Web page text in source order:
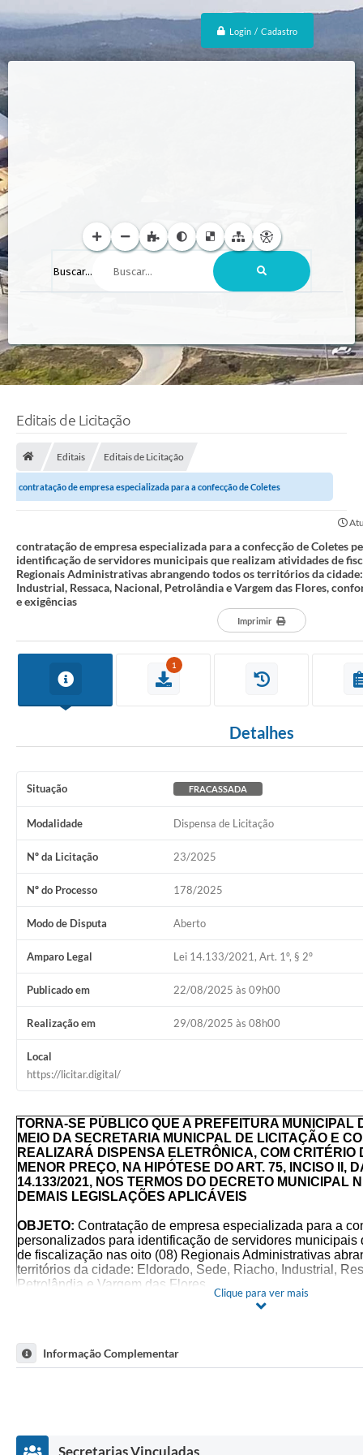
Login / Cadastro
Buscar...
Editais de Licitação
Editais Editais de Licitação
contratação de empresa especializada para a confecção de Coletes
contratação de empresa especializada para a confecção de Coletes
identificação de servidores municipais que realizam atividades de
Regionais Administrativas abrangendo todos os territórios da
Industrial, Ressaca, Nacional, Petrolândia e Vargem das Flores,
e exigências
Imprimir
1
Detalhes
Situação FRACASSADA
Modalidade Dispensa de Licitação
Nº da Licitação 23/2025
Nº do Processo 178/2025
Modo de Disputa Aberto
Amparo Legal Lei 14.133/2021, Art. 1º, § 2º
Publicado em 22/08/2025 às 09h00
Realização em 29/08/2025 às 08h00
Local
https://licitar.digital/
TORNA-SE PÚBLICO QUE A PREFEITURA MUNICIPAL
MEIO DA SECRETARIA MUNICPAL DE LICITAÇÃO E
REALIZARÁ DISPENSA ELETRÔNICA, COM CRITÉRIO
MENOR PREÇO, NA HIPÓTESE DO ART. 75, INCISO II,
14.133/2021, NOS TERMOS DO DECRETO MUNICIPAL
DEMAIS LEGISLAÇÕES APLICÁVEIS
OBJETO: Contratação de empresa especializada para a
personalizados para identificação de servidores municipais
de fiscalização nas oito (08) Regionais Administrativas
territórios da cidade: Eldorado, Sede, Riacho, Industrial,
Petrolândia e Vargem das Flores
DISPENSA ELETRÔNICA PARA MICROEMPRESAS –
CUMPRIMENTO AO DISPOSTO NO ART. 48 DA LC Nº
PELA LC Nº 147/2014
DE 25/08/2025 ÀS 09:00
Clique para ver mais
Informação Complementar
Secretarias Vinculadas